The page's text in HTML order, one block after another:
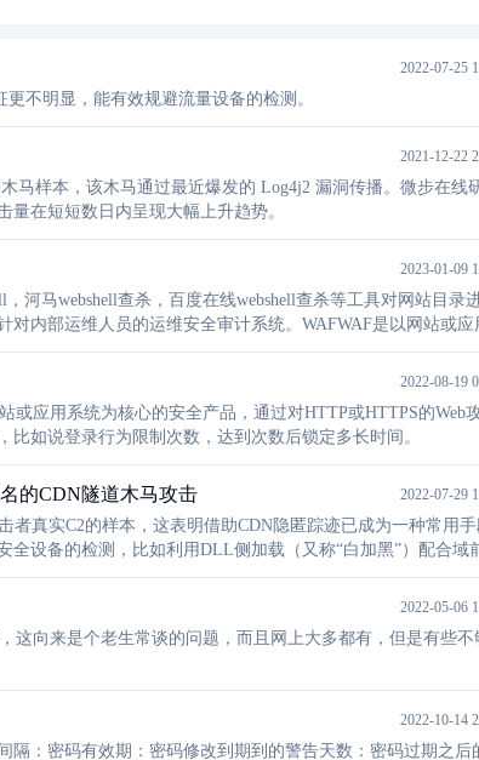
2022-07-25
不明显，能有效规避流量设备的检测。
2021-12-22
马样本，该木马通过最近爆发的 Log4j2 漏洞传播。微步在线
量在短短数日内呈现大幅上升趋势。
2023-01-09
河马webshell查杀，百度在线webshell查杀等工具对网站目录
内部运维人员的运维安全审计系统。WAFWAF是以网站或应
并拦截，有效的降低网站安全风险。
2022-08-19
应用系统为核心的安全产品，通过对HTTP或HTTPS的Web
如说登录行为限制次数，达到次数后锁定多长时间。
的CDN隧道木马攻击 2022-07-29
真实C2的样本，这表明借助CDN隐匿踪迹已成为一种常用手
设备的检测，比如利用DLL侧加载（又称“白加黑”）配合域
2022-05-06
这向来是个老生常谈的问题，而且网上大多都有，但是有些不
2022-10-14
：密码有效期：密码修改到期到的警告天数：密码过期之后